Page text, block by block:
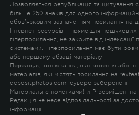
Дозволяється републікація та цитування
більше 250 знаків для одного
обов'язковим зазначенням посилання на
Інтернет-ресурсів – пряме для пошукових
гіперпосилання, не закрите від
системами. Гіперпосилання має бути
або першому абзаці матеріалу.
Передрук, копіювання, відтворення або
матеріалів, які містять посилання на
depositphotos.com, суворо заборонені.
Материалы с пометками! и P розміщені
Редакція не несе відповідальності за
інформації.